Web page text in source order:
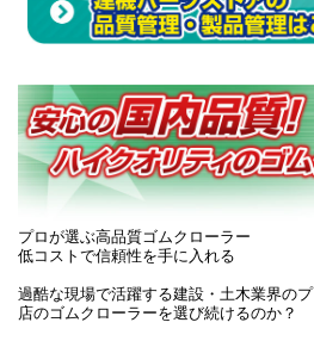
プロが選ぶ高品質ゴムクローラー
低コストで信頼性を手に入れる
過酷な現場で活躍する建設・土木業界の
店のゴムクローラーを選び続けるのか？